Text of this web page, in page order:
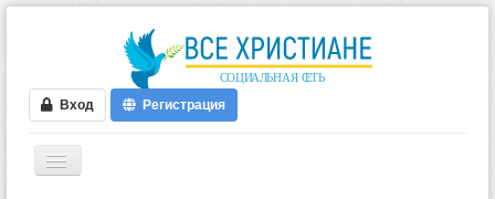
Вход Регистрация